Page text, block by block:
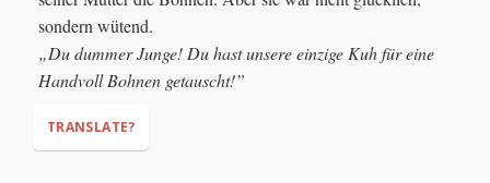
sondern wütend.
„Du dummer Junge! Du hast unsere einzige Kuh für eine
Handvoll Bohnen getauscht!”
TRANSLATE?